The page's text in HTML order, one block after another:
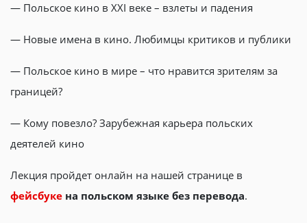
— Польское кино в ХХI веке – взлеты и падения
— Новые имена в кино. Любимцы критиков и публики
— Польское кино в мире – что нравится зрителям за
границей?
— Кому повезло? Зарубежная карьера польских
деятелей кино
Лекция пройдет онлайн на нашей странице в
фейсбуке на польском языке без перевода.